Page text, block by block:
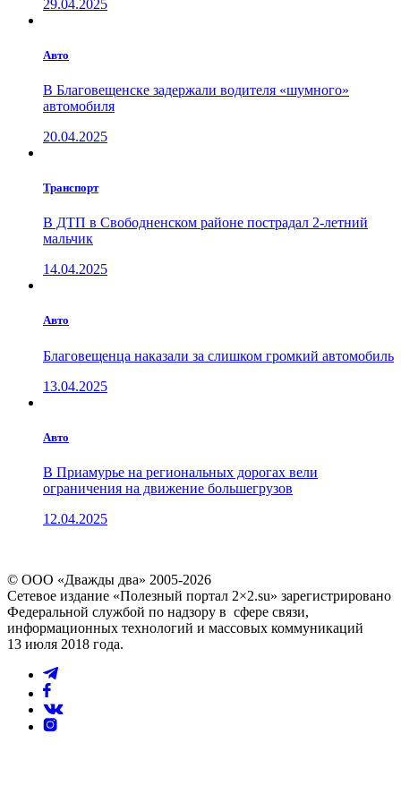
29.04.2025
Авто
В Благовещенске задержали водителя «шумного»
автомобиля
20.04.2025
Транспорт
В ДТП в Свободненском районе пострадал 2-летний
мальчик
14.04.2025
Авто
Благовещенца наказали за слишком громкий автомобиль
13.04.2025
Авто
В Приамурье на региональных дорогах вели
ограничения на движение большегрузов
12.04.2025
© ООО «Дважды два» 2005-2026
Сетевое издание «Полезный портал 2×2.su» зарегистрировано
Федеральной службой по надзору в сфере связи,
информационных технологий и массовых коммуникаций
13 июля 2018 года.